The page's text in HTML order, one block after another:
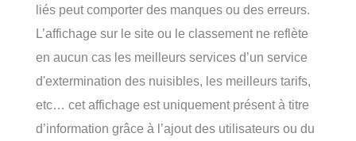
liés peut comporter des manques ou des erreurs.
L’affichage sur le site ou le classement ne reflète
en aucun cas les meilleurs services d’un service
d'extermination des nuisibles, les meilleurs tarifs,
etc… cet affichage est uniquement présent à titre
d’information grâce à l’ajout des utilisateurs ou du